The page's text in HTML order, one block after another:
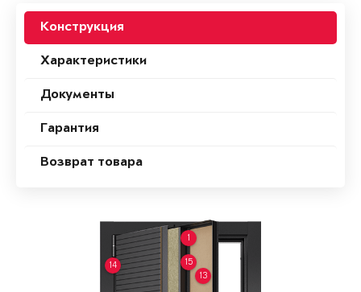
Конструкция
Характеристики
Документы
Гарантия
Возврат товара
1
13
14 15